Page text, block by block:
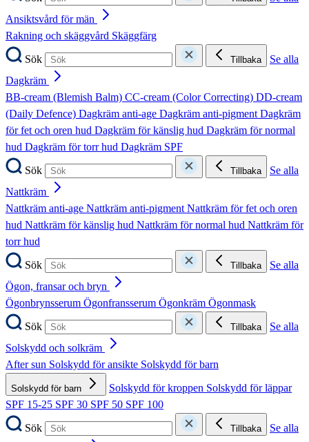
Ansiktsvård för män
Rakning och skäggvård Skäggfärg
Sök
Tillbaka
Se alla
Dagkräm
BB-cream (Blemish Balm) CC-cream (Color Correcting) DD-cream
(Daily Defence) Dagkräm anti-age Dagkräm anti-pigmentDagkräm
för fet och oren hud Dagkräm för känslig hud Dagkräm för normal
hud Dagkräm för torr hud Dagkräm SPF
Sök
Tillbaka
Se alla
Nattkräm
Nattkräm anti-age Nattkräm anti-pigmentNattkräm för fet och oren
hud Nattkräm för känslig hud Nattkräm för normal hud Nattkräm för
torr hud
Sök
Tillbaka
Se alla
Ögon, fransar och bryn
Ögonbrynsserum Ögonfransserum Ögonkräm Ögonmask
Sök
Tillbaka
Se alla
Solskydd och solkräm
After sun Solskydd för ansikte Solskydd för barn
Solskydd för barn Solskydd för kroppen Solskydd för läppar
SPF 15-25 SPF 30 SPF 50 SPF 100
Sök
Tillbaka
Se alla